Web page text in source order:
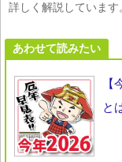
詳しく解説しています
あわせて読みたい
と